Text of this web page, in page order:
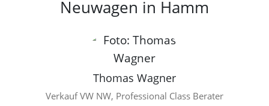
Neuwagen in Hamm
Thomas Wagner
Verkauf VW NW, Professional Class Berater